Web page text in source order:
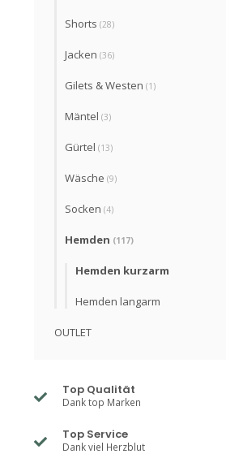
Shorts (28)
Jacken (36)
Gilets & Westen (1)
Mäntel (3)
Gürtel (13)
Wäsche (9)
Socken (4)
Hemden (117)
Hemden kurzarm
Hemden langarm
OUTLET
Top Qualität
Dank top Marken
Top Service
Dank viel Herzblut